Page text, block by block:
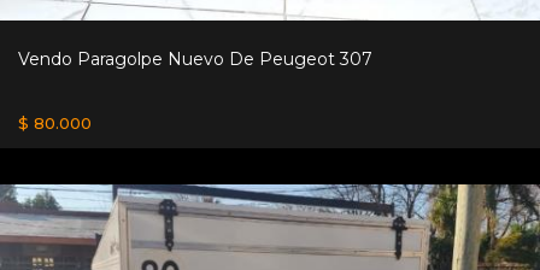
Vendo Paragolpe Nuevo De Peugeot 307
$ 80.000